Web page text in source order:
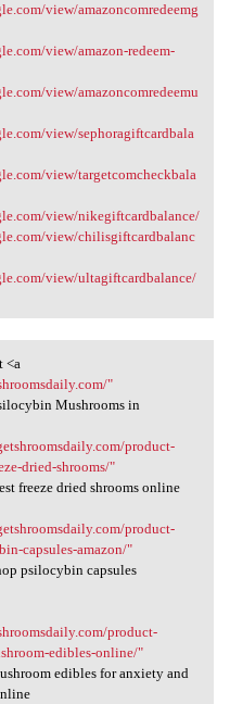
view/amazoncomredeemg
view/amazon-redeem-
view/amazoncomredeemu
view/sephoragiftcardbala
view/targetcomcheckbala
view/nikegiftcardbalance/
view/chilisgiftcardbalanc
view/ultagiftcardbalance/
<a href=
<a
"
Mushrooms in
product-
dried-shrooms/"
freeze dried shrooms online
product-
capsules-amazon/"
psilocybin capsules
product-
edibles-online/"
edibles for anxiety and